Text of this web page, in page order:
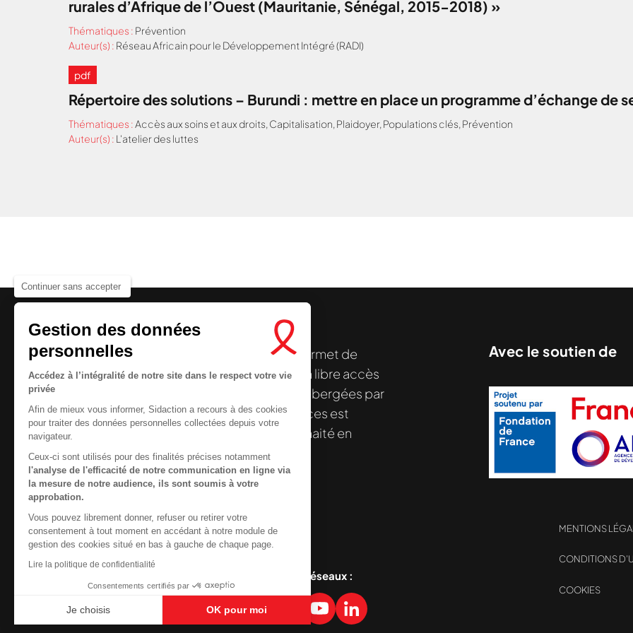
Continuer sans accepter
Gestion des données
personnelles
Accédez à l’intégralité de notre site dans le respect votre vie
privée
Afin de mieux vous informer, Sidaction a recours à des cookies
pour traiter des données personnelles collectées depuis votre
navigateur.
Ceux-ci sont utilisés pour des finalités précises notamment
l'analyse de l'efficacité de notre communication en ligne via
la mesure de notre audience, ils sont soumis à votre
approbation.
Vous pouvez librement donner, refuser ou retirer votre
consentement à tout moment en accédant à notre module de
gestion des cookies situé en bas à gauche de chaque page.
Lire la politique de confidentialité
Consentements certifiés par
Je choisis OK pour moi
rurales d’Afrique de l’Ouest (Mauritanie, Sénégal, 2015-2018) »
Thématiques : Prévention
Auteur(s) : Réseau Africain pour le Développement Intégré (RADI)
pdf
Répertoire des solutions – Burundi : mettre en place un programme d’échange de
Thématiques :Accès aux soins et aux droits, Capitalisation, Plaidoyer, Populations clés, Prévention
Auteur(s) : L'atelier des luttes
Nous cherchons le contenu demandé....
Le centre de ressources de Sidactionpermet de
disposer de ressources francophones en libre accès
. À l’origine, hébergées par
la Plateforme ELSA, le Centre de ressources est
désormais gérée par Sidaction qui a souhaité en
reprendre le pilotage.
Avec le soutien de
Contactez-nous
Newsletter
Nous suivre sur les réseaux :
MENTIONS
CONDITIONS
COOKIES